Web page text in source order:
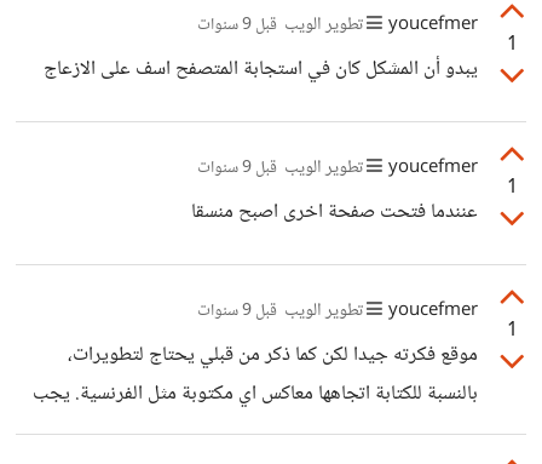
14 ثم قسم على 7 تجدها 10 بكل بساطة
1
youcefmer تطوير الويب قبل 9 سنوات
يبدو أن المشكل كان في استجابة المتصفح اسف على الازعاج
1
youcefmer تطوير الويب قبل 9 سنوات
عنندما فتحت صفحة اخرى اصبح منسقا
1
youcefmer تطوير الويب قبل 9 سنوات
موقع فكرته جيدا لكن كما ذكر من قبلي يحتاج لتطويرات،
بالنسبة للكتابة اتجاهها معاكس اي مكتوبة مثل الفرنسية. يجب
تعديلها